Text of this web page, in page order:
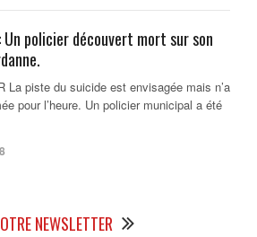
Un policier découvert mort sur son
La piste du suicide est envisagée mais n’a
pour l’heure. Un policier municipal a été
NEWSLETTER